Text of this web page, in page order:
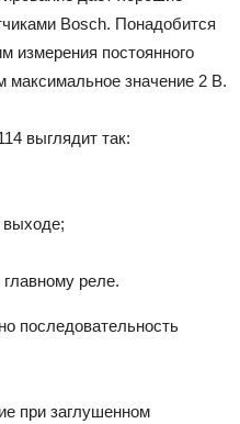
Bosch. Понадобится
измерения постоянного
максимальное значение 2 В.
выглядит так:
реле.
последовательность
при заглушенном